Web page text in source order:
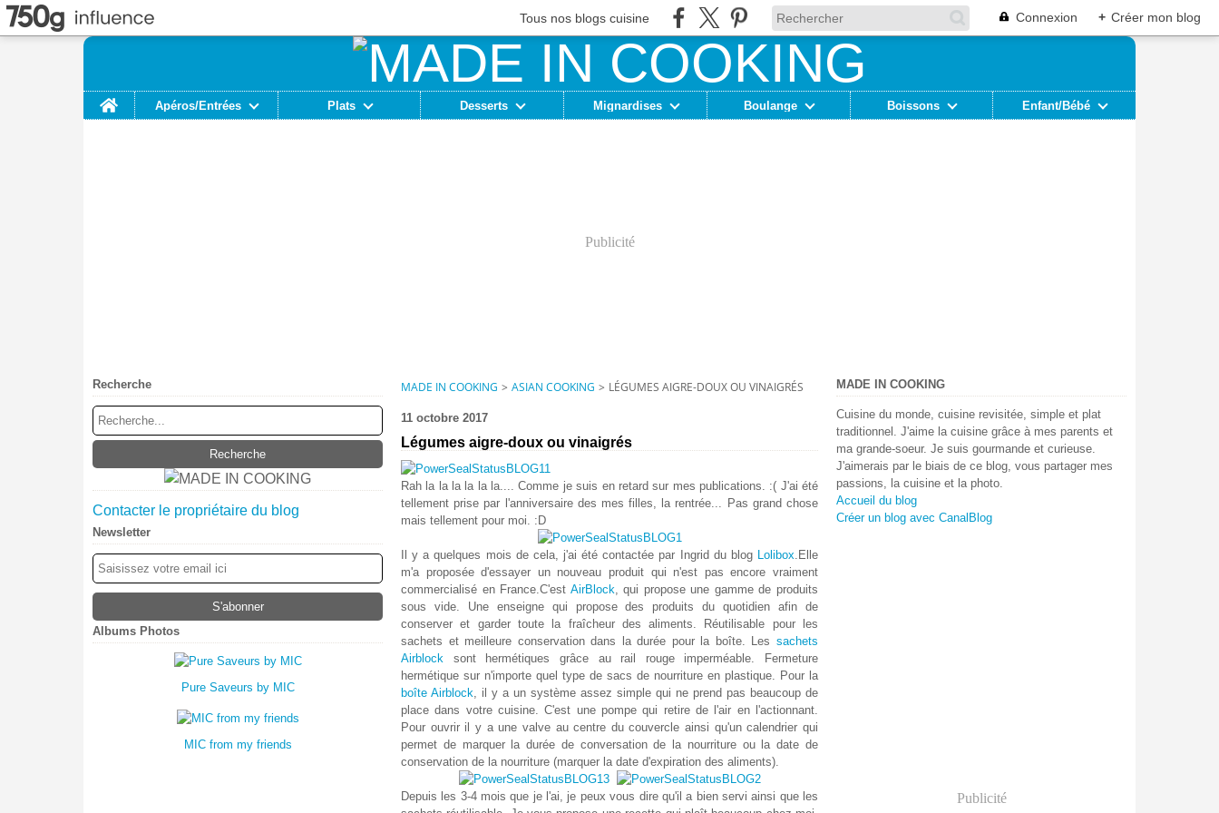
Tous nos blogs cuisine Connexion + Créer mon blog
Home
Apéros/Entrées Plats Desserts Mignardises Boulange Boissons Enfant/Bébé
Publicité
Recherche
Contacter le propriétaire du blog
Newsletter
Albums Photos
Pure Saveurs by MIC
MIC from my friends
MADE IN COOKING > ASIAN COOKING > LÉGUMES AIGRE-DOUX OU VINAIGRÉS
11 octobre 2017
Légumes aigre-doux ou vinaigrés
Rah la la la la la la.... Comme je suis en retard sur mes publications. :( J'ai été
tellement prise par l'anniversaire des mes filles, la rentrée... Pas grand chose
mais tellement pour moi. :D
Il y a quelques mois de cela, j'ai été contactée par Ingrid du blog Lolibox.Elle
m'a proposée d'essayer un nouveau produit qui n'est pas encore vraiment
commercialisé en France.C'est AirBlock, qui propose une gamme de produits
sous vide. Une enseigne qui propose des produits du quotidien afin de
conserver et garder toute la fraîcheur des aliments. Réutilisable pour les
sachets et meilleure conservation dans la durée pour la boîte. Lessachets
Airblock sont hermétiques grâce au rail rouge imperméable.
Fermeture
hermétique sur n'importe quel type de sacs de nourriture en plastique. Pour la
boîte Airblock, il y a un système assez simple qui ne prend pas beaucoup de
place dans votre cuisine. C'est une pompe qui retire de l'air en l'actionnant.
Pour ouvrir il y a une valve au centre du couvercle ainsi qu'un calendrier qui
permet de marquer la durée de conversation de la nourriture ou la date de
conservation de la nourriture (marquer la date d'expiration des aliments).
Depuis les 3-4 mois que je l'ai, je peux vous dire qu'il a bien servi ainsi que les
MADE IN COOKING
Cuisine du monde, cuisine revisitée, simple et plat
traditionnel. J'aime la cuisine grâce à mes parents et
ma grande-soeur. Je suis gourmande et curieuse.
J'aimerais par le biais de ce blog, vous partager mes
passions, la cuisine et la photo.
Accueil du blog
Créer un blog avec CanalBlog
Publicité